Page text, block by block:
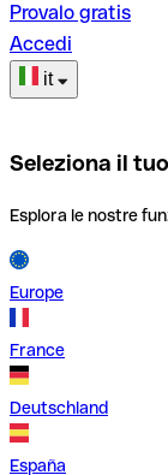
Provalo gratis
Accedi
it
Seleziona il
Esplora le nostre
Europe
France
Deutschland
España